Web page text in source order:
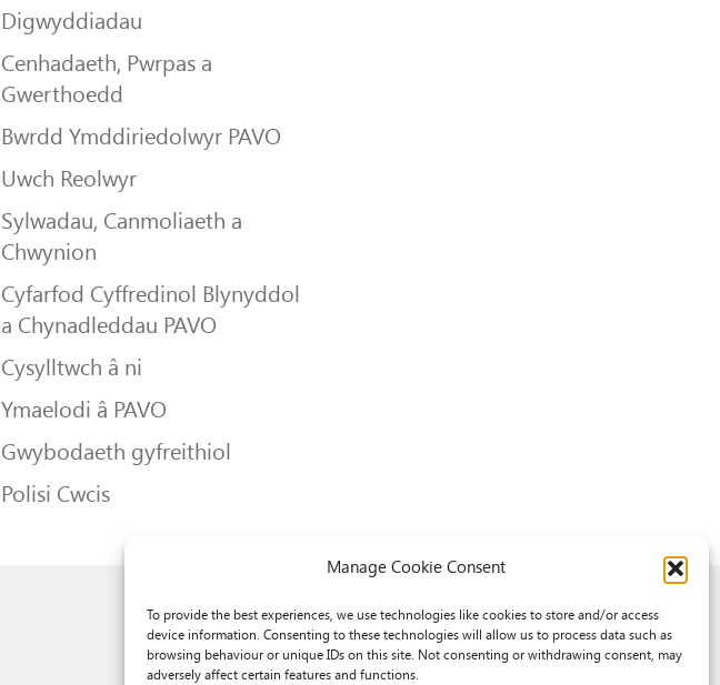
Manage Cookie Consent
To provide the best experiences, we use technologies like cookies to store and/or access
device information. Consenting to these technologies will allow us to process data such as
browsing behaviour or unique IDs on this site. Not consenting or withdrawing consent, may
adversely affect certain features and functions.
Digwyddiadau
Cenhadaeth, Pwrpas a
Gwerthoedd
Bwrdd Ymddiriedolwyr PAVO
Uwch Reolwyr
Sylwadau, Canmoliaeth a
Chwynion
Cyfarfod Cyffredinol Blynyddol
a Chynadleddau PAVO
Cysylltwch â ni
Ymaelodi â PAVO
Gwybodaeth gyfreithiol
Polisi Cwcis